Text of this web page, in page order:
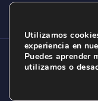
CLUB DE SURF
C/ BERNARDO
Utilizamos
experiencia en
Puedes aprender
utilizamos o